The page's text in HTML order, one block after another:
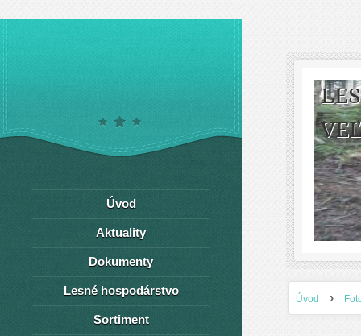
Úvod ›
Úvod
Aktuality
Dokumenty
Lesné hospodárstvo
Sortiment